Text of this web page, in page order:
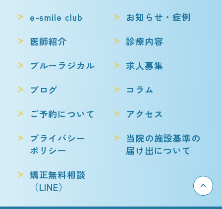
e-smile club
お知らせ・症例
医師紹介
診療内容
ブルーラジカル
求人募集
ブログ
コラム
ご予約について
アクセス
プライバシー
ポリシー
当院の施設基準の
届け出について
矯正無料相談
（LINE）